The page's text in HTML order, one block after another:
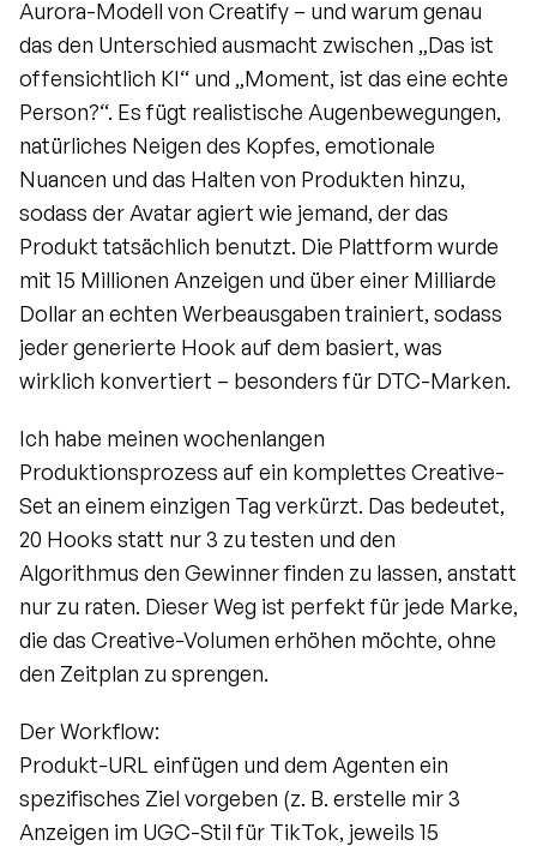
Aurora-Modell von Creatify – und warum genau
das den Unterschied ausmacht zwischen „Das ist
offensichtlich KI“ und „Moment, ist das eine echte
Person?“. Es fügt realistische Augenbewegungen,
natürliches Neigen des Kopfes, emotionale
Nuancen und das Halten von Produkten hinzu,
sodass der Avatar agiert wie jemand, der das
Produkt tatsächlich benutzt. Die Plattform wurde
mit 15 Millionen Anzeigen und über einer Milliarde
Dollar an echten Werbeausgaben trainiert, sodass
jeder generierte Hook auf dem basiert, was
wirklich konvertiert – besonders für DTC-Marken.
Ich habe meinen wochenlangen
Produktionsprozess auf ein komplettes Creative-
Set an einem einzigen Tag verkürzt. Das bedeutet,
20 Hooks statt nur 3 zu testen und den
Algorithmus den Gewinner finden zu lassen, anstatt
nur zu raten. Dieser Weg ist perfekt für jede Marke,
die das Creative-Volumen erhöhen möchte, ohne
den Zeitplan zu sprengen.
Der Workflow:
Produkt-URL einfügen und dem Agenten ein
spezifisches Ziel vorgeben (z. B. erstelle mir 3
Anzeigen im UGC-Stil für TikTok, jeweils 15